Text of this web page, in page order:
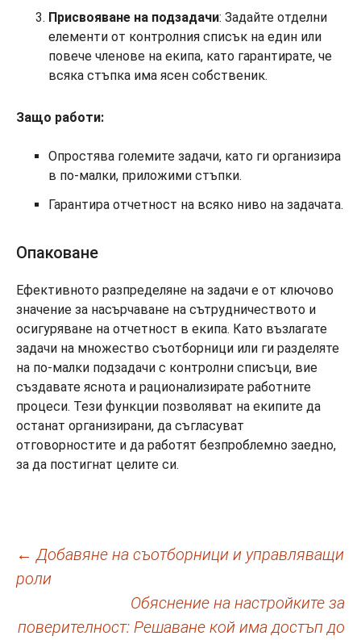
Присвояване на подзадачи: Задайте отделни
елементи от контролния списък на един или
повече членове на екипа, като гарантирате, че
всяка стъпка има ясен собственик.
Защо работи:
Опростява големите задачи, като ги организира
в по-малки, приложими стъпки.
Гарантира отчетност на всяко ниво на задачата.
Опаковане
Ефективното разпределяне на задачи е от ключово
значение за насърчаване на сътрудничеството и
осигуряване на отчетност в екипа. Като възлагате
задачи на множество съотборници или ги разделяте
на по-малки подзадачи с контролни списъци, вие
създавате яснота и рационализирате работните
процеси. Тези функции позволяват на екипите да
останат организирани, да съгласуват
отговорностите и да работят безпроблемно заедно,
за да постигнат целите си.
Навигация
публикациите
← Добавяне на съотборници и управляващи
роли
Обяснение на настройките за
поверителност: Решаване кой има достъп до